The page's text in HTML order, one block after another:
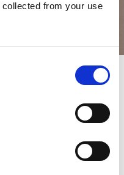
collected from your use
mit
& Alerting